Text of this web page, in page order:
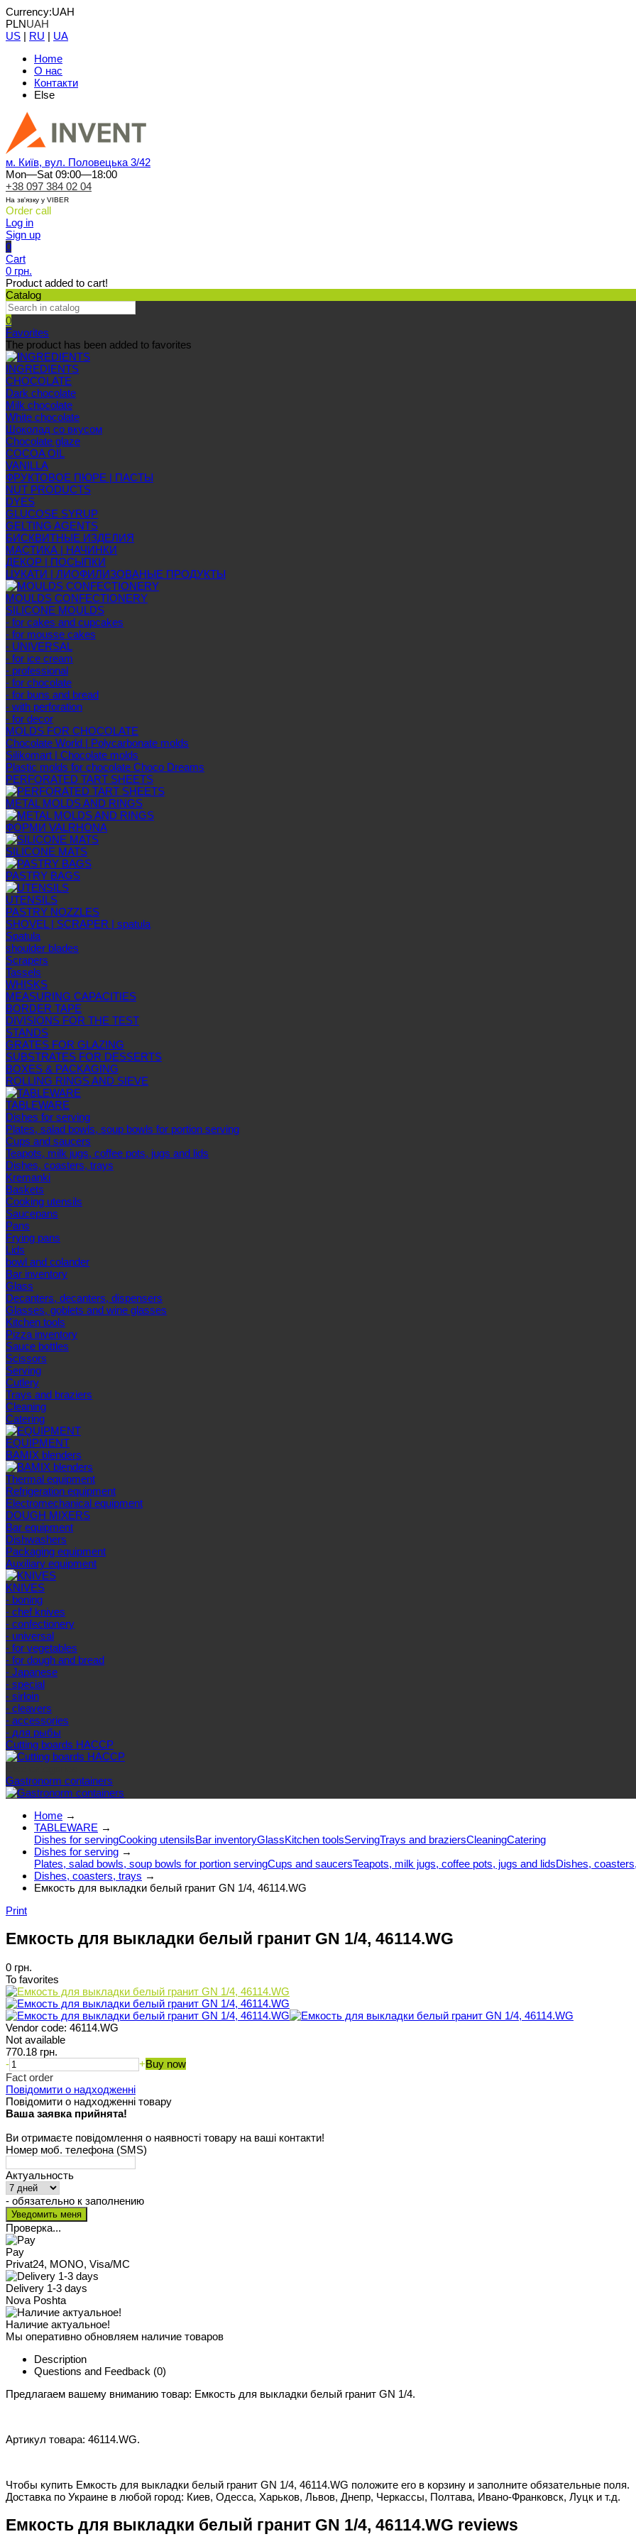
Currency:UAH
PLNUAH
US | RU | UA
Home
О нас
Контакти
Else
м. Київ, вул. Половецька 3/42
Mon—Sat 09:00—18:00
+38 097 384 02 04
На зв'язку у VIBER
Order call
Log in
Sign up
0
Cart
0 грн.
Product added to cart!
Catalog
0
Favorites
The product has been added to favorites
INGREDIENTS
CHOCOLATE
Dark chocolate
Milk chocolate
White chocolate
Шоколад со вкусом
Chocolate glaze
COCOA OIL
VANILLA
ФРУКТОВОЕ ПЮРЕ | ПАСТЫ
NUT PRODUCTS
DYES
GLUCOSE SYRUP
GELTING AGENTS
БИСКВИТНЫЕ ИЗДЕЛИЯ
МАСТИКА | НАЧИНКИ
ДЕКОР | ПОСЫПКИ
ЦУКАТИ | ЛИОФИЛИЗОВАНЫЕ ПРОДУКТЫ
MOULDS CONFECTIONERY
SILICONE MOULDS
- for cakes and cupcakes
- for mousse cakes
- UNIVERSAL
- for ice cream
- professional
- for chocolate
- for buns and bread
- with perforation
- for decor
MOLDS FOR CHOCOLATE
Chocolate World | Polycarbonate molds
Silikomart | Chocolate molds
Plastic molds for chocolate Choco Dreams
PERFORATED TART SHEETS
METAL MOLDS AND RINGS
ФОРМИ VALRHONA
SILICONE MATS
PASTRY BAGS
UTENSILS
PASTRY NOZZLES
SHOVEL | SCRAPER | spatula
Spatula
shoulder blades
Scrapers
Tassels
WHISKS
MEASURING CAPACITIES
BORDER TAPE
DIVISIONS FOR THE TEST
STANDS
GRATES FOR GLAZING
SUBSTRATES FOR DESSERTS
BOXES & PACKAGING
ROLLING RINGS AND SIEVE
TABLEWARE
Dishes for serving
Plates, salad bowls, soup bowls for portion serving
Cups and saucers
Teapots, milk jugs, coffee pots, jugs and lids
Dishes, coasters, trays
Kremanki
Baskets
Cooking utensils
Saucepans
Pans
Frying pans
Lids
bowl and colander
Bar inventory
Glass
Decanters, decanters, dispensers
Glasses, goblets and wine glasses
Kitchen tools
Pizza inventory
Sauce bottles
Scissors
Serving
Cutlery
Trays and braziers
Сleaning
Catering
EQUIPMENT
BAMIX blenders
Thermal equipment
Refrigeration equipment
Electromechanical equipment
DOUGH MIXERS
Bar equipment
Dishwashers
Packaging equipment
Auxiliary equipment
KNIVES
- boning
- chef knives
- confectionery
- universal
- for vegetables
- for dough and bread
- Japanese
- special
- sirloin
- cleavers
- accessories
- для рыбы
Cutting boards HACCP
Gastronorm containers
Home →
TABLEWARE →
Dishes for servingCooking utensilsBar inventoryGlassKitchen toolsServingTrays and braziersСleaningCatering
Dishes for serving →
Plates, salad bowls, soup bowls for portion servingCups and saucersTeapots, milk jugs, coffee pots, jugs and lidsDishes,
Dishes, coasters, trays →
Емкость для выкладки белый гранит GN 1/4, 46114.WG
Print
Емкость для выкладки белый гранит GN 1/4, 46114.WG
0 грн.
To favorites
Vendor code: 46114.WG
Not available
770.18 грн.
-
+Buy now
Fact order
Повідомити о надходженні
Повідомити о надходженні товару
Ваша заявка прийнята!
Ви отримаєте повідомлення о наявності товару на ваші контакти!
Номер моб. телефона (SMS)
Актуальность
- обязательно к заполнению
Проверка...
Pay
Privat24, MONO, Visa/MC
Delivery 1-3 days
Nova Poshta
Наличие актуальное!
Мы оперативно обновляем наличие товаров
Description
Questions and Feedback (0)
Предлагаем вашему вниманию товар: Емкость для выкладки белый гранит GN 1/4.
Артикул товара: 46114.WG.
Чтобы купить Емкость для выкладки белый гранит GN 1/4, 46114.WG положите его в корзину и заполните обязательные поля.
Доставка по Украине в любой город: Киев, Одесса, Харьков, Львов, Днепр, Черкассы, Полтава, Ивано-Франковск, Луцк и т.д.
Емкость для выкладки белый гранит GN 1/4, 46114.WG reviews